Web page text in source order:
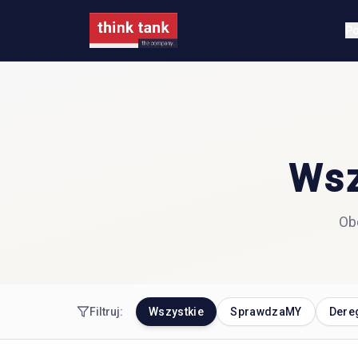
Filtruj: Wszystkie SprawdzaMY
SPRAWDZAMY
Rok deregulacji